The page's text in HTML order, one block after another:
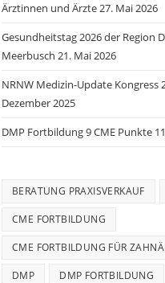
Ärztinnen und Ärzte27. Mai 2026
Gesundheitstag 2026 der Region
Meerbusch 21. Mai 2026
NRNW Medizin-Update Kongress
Dezember 2025
DMP Fortbildung 9 CME Punkte
BERATUNG PRAXISVERKAUF
CME FORTBILDUNG
CME FORTBILDUNG FÜR
DMP DMP FORTBILDUNG